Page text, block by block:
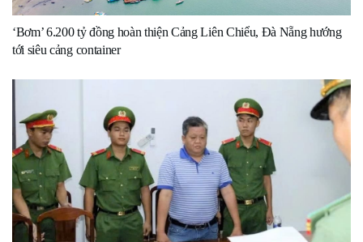
‘Bơm’ 6.200 tỷ đồng hoàn thiện Cảng Liên Chiểu, Đà Nẵng hướng
tới siêu cảng container